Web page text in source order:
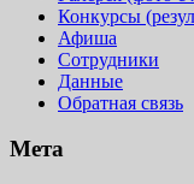
Конкурсы
Афиша
Сотрудники
Данные
Обратная связь
Мета